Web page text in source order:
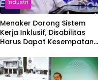
Industri
Menaker Dorong Sistem
Kerja Inklusif, Disabilitas
Harus Dapat Kesempatan